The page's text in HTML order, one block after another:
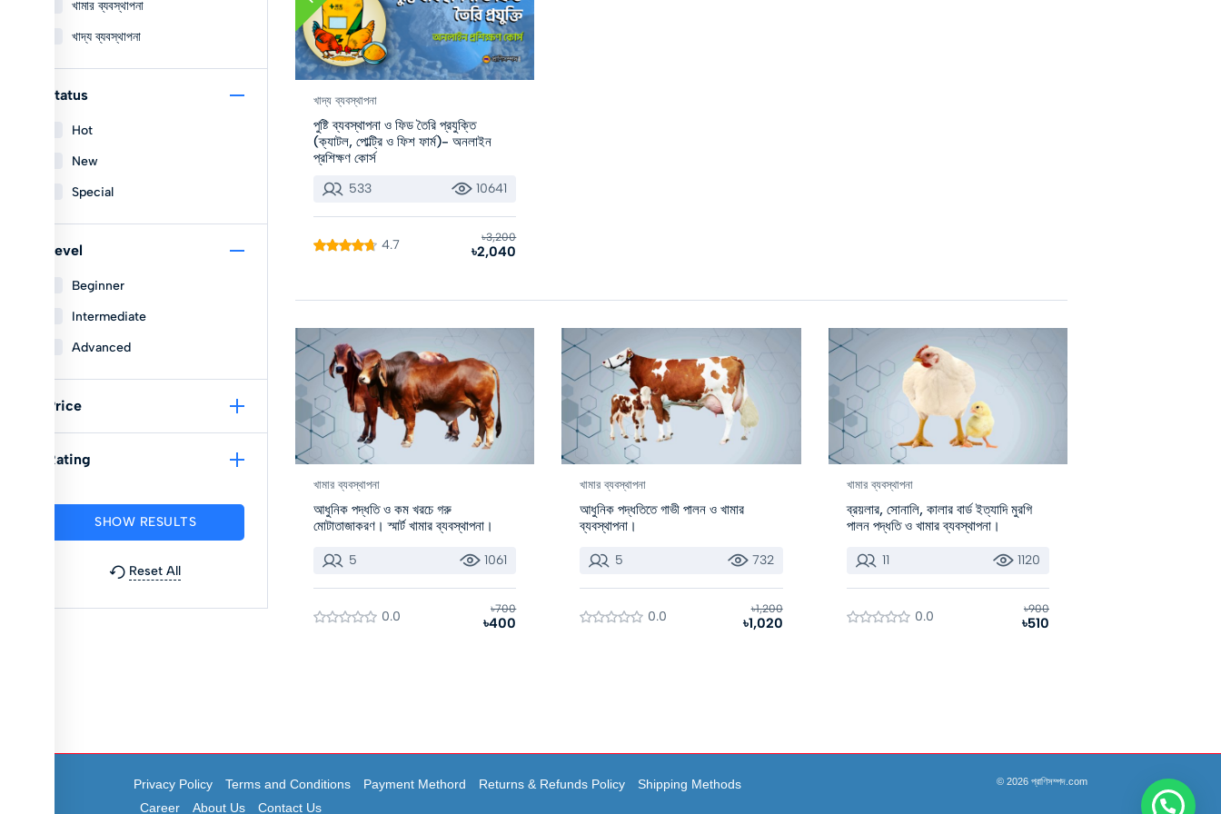
খামার ব্যবস্থাপনা
খাদ্য ব্যবস্থাপনা
Status
Hot
New
Special
Level
Beginner
Intermediate
Advanced
Price
Rating
Reset All
খাদ্য ব্যবস্থাপনা
পুষ্টি ব্যবস্থাপনা ও ফিড তৈরি প্রযুক্তি
(ক্যাটল, পোল্ট্রি ও ফিশ ফার্ম)- অনলাইন
প্রশিক্ষণ কোর্স
533 10641
4.7 ৳3,200
৳2,040
খামার ব্যবস্থাপনা
আধুনিক পদ্ধতি ও কম খরচে গরু
মোটাতাজাকরণ। স্মার্ট খামার ব্যবস্থাপনা।
5 1061
0.0 ৳700
৳400
খামার ব্যবস্থাপনা
আধুনিক পদ্ধতিতে গাভী পালন ও খামার
ব্যবস্থাপনা।
5 732
0.0 ৳1,200
৳1,020
খামার ব্যবস্থাপনা
ব্রয়লার, সোনালি, কালার বার্ড ইত্যাদি মুরগি
পালন পদ্ধতি ও খামার ব্যবস্থাপনা।
11 1120
0.0 ৳900
৳510
Privacy Policy Terms and Conditions Payment Methord Returns & Refunds Policy
Shipping Methods
Career
About Us Contact Us
© 2026 প্রাণিসম্পদ.com